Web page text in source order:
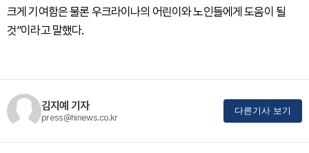
크게 기여함은 물론 우크라이나의 어린이와 노인들에게 도움이 될
것”이라고 말했다.
김지예 기자
press@hinews.co.kr
다른기사 보기